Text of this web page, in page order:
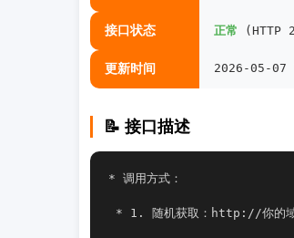
接口状态 正常 (HTTP
更新时间 2026-05-07
📝 接口描述
* 调用方式：
* 1. 随机获取：http://你的